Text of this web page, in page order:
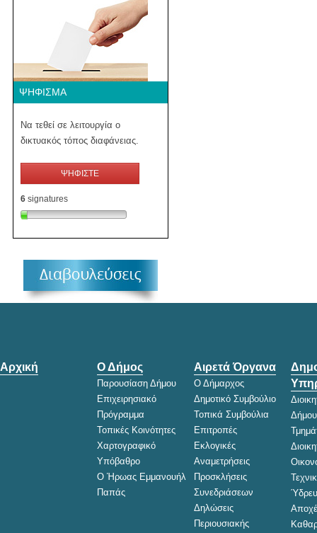
ΨΉΦΙΣΜΑ
Να τεθεί σε λειτουργία ο
δικτυακός τόπος διαφάνειας.
ΨΗΦΙΣΤΕ
6 signatures
Αρχική Ο Δήμος
Παρουσίαση Δήμου
Επιχειρησιακό
Πρόγραμμα
Τοπικές Κοινότητες
Χαρτογραφικό
Υπόβαθρο
Ο Ήρωας Εμμανουήλ
Παπάς
Αιρετά Όργανα
Ο Δήμαρχος
Δημοτικό Συμβούλιο
Τοπικά Συμβούλια
Επιτροπές
Εκλογικές
Αναμετρήσεις
Προσκλήσεις
Συνεδριάσεων
Δηλώσεις
Περιουσιακής
Δήμου